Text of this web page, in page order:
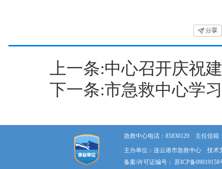
上一条:中心召开庆祝
下一条:市急救中心学
急救中心电话：85830120 主任信箱
主办单位：连云港市急救中心 技术
备案/许可证编号： 苏ICP备09019158